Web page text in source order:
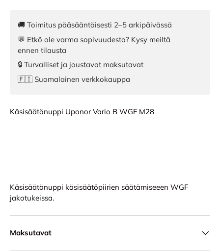
🚚 Toimitus pääsääntöisesti 2–5 arkipäivässä
💬 Etkö ole varma sopivuudesta? Kysy meiltä
ennen tilausta
🔒 Turvalliset ja joustavat maksutavat
🇫🇮 Suomalainen verkkokauppa
Käsisäätönuppi Uponor Vario B WGF M28
Käsisäätönuppi käsisäätöpiirien säätämiseeen WGF
jakotukeissa.
Maksutavat